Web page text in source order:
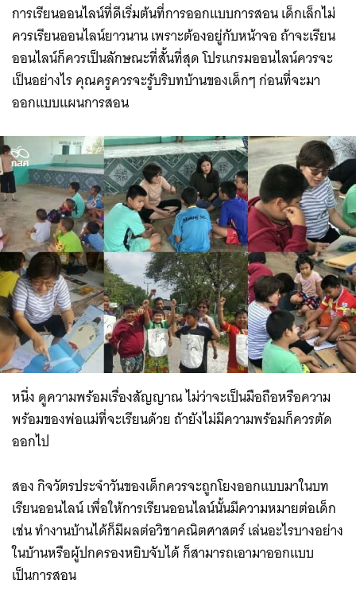
การเรียนออนไลน์ที่ดีเริ่มต้นที่การออกแบบการสอน เด็กเล็กไม่
ควรเรียนออนไลน์ยาวนาน เพราะต้องอยู่กับหน้าจอ ถ้าจะเรียน
ออนไลน์ก็ควรเป็นลักษณะที่สั้นที่สุด โปรแกรมออนไลน์ควรจะ
เป็นอย่างไร คุณครูควรจะรู้บริบทบ้านของเด็กๆ ก่อนที่จะมา
ออกแบบแผนการสอน
หนึ่ง ดูความพร้อมเรื่องสัญญาณ ไม่ว่าจะเป็นมือถือหรือความ
พร้อมของพ่อแม่ที่จะเรียนด้วย ถ้ายังไม่มีความพร้อมก็ควรตัด
ออกไป
สอง กิจวัตรประจำวันของเด็กควรจะถูกโยงออกแบบมาในบท
เรียนออนไลน์ เพื่อให้การเรียนออนไลน์นั้นมีความหมายต่อเด็ก
เช่น ทำงานบ้านได้ก็มีผลต่อวิชาคณิตศาสตร์ เล่นอะไรบางอย่าง
ในบ้านหรือผู้ปกครองหยิบจับได้ ก็สามารถเอามาออกแบบ
เป็นการสอน